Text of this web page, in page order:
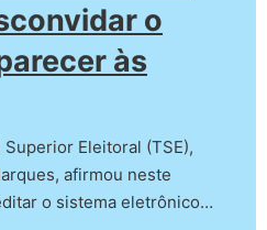
o
às
Eleitoral (TSE),
afirmou neste
o sistema eletrônico…